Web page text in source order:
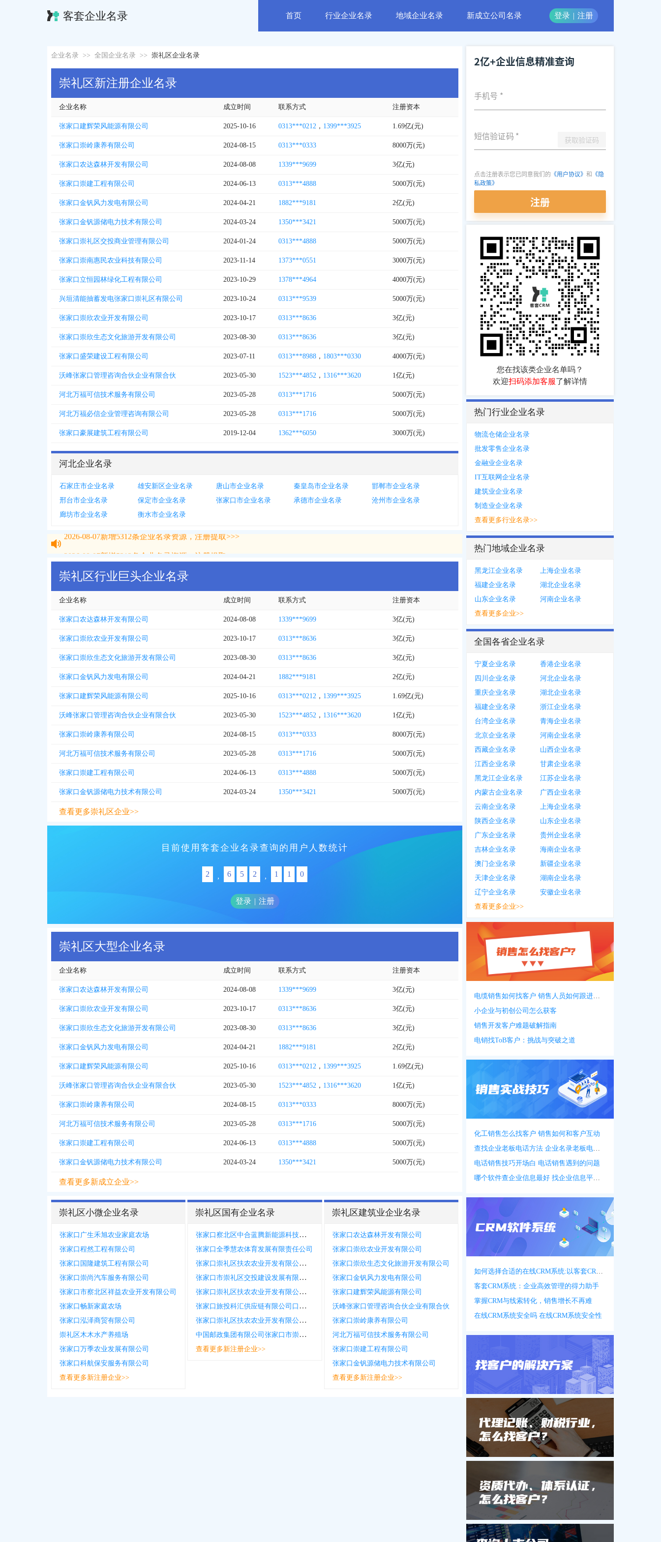
客套企业名录 首页 行业企业名录 地域企业名录 新成立公司名录 登录 | 注册
企业名录 >> 全国企业名录 >> 崇礼区企业名录
崇礼区新注册企业名录
企业名称 成立时间 联系方式 注册资本
张家口建辉荣风能源有限公司 2025-10-16 0313***0212 ， 1399***3925 1.69亿(元)
张家口崇岭康养有限公司 2024-08-15 0313***0333 8000万(元)
张家口农达森林开发有限公司 2024-08-08 1339***9699 3亿(元)
张家口崇建工程有限公司 2024-06-13 0313***4888 5000万(元)
张家口金钒风力发电有限公司 2024-04-21 1882***9181 2亿(元)
张家口金钒源储电力技术有限公司 2024-03-24 1350***3421 5000万(元)
张家口崇礼区交投商业管理有限公司 2024-01-24 0313***4888 5000万(元)
张家口崇南惠民农业科技有限公司 2023-11-14 1373***0551 3000万(元)
张家口立恒园林绿化工程有限公司 2023-10-29 1378***4964 4000万(元)
兴垣清能抽蓄发电张家口崇礼区有限公司 2023-10-24 0313***9539 5000万(元)
张家口崇欣农业开发有限公司 2023-10-17 0313***8636 3亿(元)
张家口崇欣生态文化旅游开发有限公司 2023-08-30 0313***8636 3亿(元)
张家口盛荣建设工程有限公司 2023-07-11 0313***8988 ， 1803***0330 4000万(元)
沃峰张家口管理咨询合伙企业有限合伙 2023-05-30 1523***4852 ， 1316***3620 1亿(元)
河北万福可信技术服务有限公司 2023-05-28 0313***1716 5000万(元)
河北万福必信企业管理咨询有限公司 2023-05-28 0313***1716 5000万(元)
张家口豪展建筑工程有限公司 2019-12-04 1362***6050 3000万(元)
河北企业名录
石家庄市企业名录 雄安新区企业名录 唐山市企业名录 秦皇岛市企业名录
邯郸市企业名录
邢台市企业名录
保定市企业名录 张家口市企业名录 承德市企业名录
沧州市企业名录
廊坊市企业名录
衡水市企业名录
崇礼区行业巨头企业名录
企业名称 成立时间 联系方式 注册资本
张家口农达森林开发有限公司 2024-08-08 1339***9699 3亿(元)
张家口崇欣农业开发有限公司 2023-10-17 0313***8636 3亿(元)
张家口崇欣生态文化旅游开发有限公司 2023-08-30 0313***8636 3亿(元)
张家口金钒风力发电有限公司 2024-04-21 1882***9181 2亿(元)
张家口建辉荣风能源有限公司 2025-10-16 0313***0212 ， 1399***3925 1.69亿(元)
沃峰张家口管理咨询合伙企业有限合伙 2023-05-30 1523***4852 ， 1316***3620 1亿(元)
张家口崇岭康养有限公司 2024-08-15 0313***0333 8000万(元)
河北万福可信技术服务有限公司 2023-05-28 0313***1716 5000万(元)
张家口崇建工程有限公司 2024-06-13 0313***4888 5000万(元)
张家口金钒源储电力技术有限公司 2024-03-24 1350***3421 5000万(元)
查看更多崇礼区企业>>
目前使用客套企业名录查询的用户人数统计
2 , 6 5 2 , 1 1 0
登录 | 注册
崇礼区大型企业名录
企业名称 成立时间 联系方式 注册资本
张家口农达森林开发有限公司 2024-08-08 1339***9699 3亿(元)
张家口崇欣农业开发有限公司 2023-10-17 0313***8636 3亿(元)
张家口崇欣生态文化旅游开发有限公司 2023-08-30 0313***8636 3亿(元)
张家口金钒风力发电有限公司 2024-04-21 1882***9181 2亿(元)
张家口建辉荣风能源有限公司 2025-10-16 0313***0212 ， 1399***3925 1.69亿(元)
沃峰张家口管理咨询合伙企业有限合伙 2023-05-30 1523***4852 ， 1316***3620 1亿(元)
张家口崇岭康养有限公司 2024-08-15 0313***0333 8000万(元)
河北万福可信技术服务有限公司 2023-05-28 0313***1716 5000万(元)
张家口崇建工程有限公司 2024-06-13 0313***4888 5000万(元)
张家口金钒源储电力技术有限公司 2024-03-24 1350***3421 5000万(元)
查看更多新成立企业>>
崇礼区小微企业名录
张家口广生禾旭农业家庭农场
张家口程然工程有限公司
张家口国隆建筑工程有限公司
张家口崇尚汽车服务有限公司
张家口市察北区祥益农业开发有限公司
张家口畅新家庭农场
张家口泓泽商贸有限公司
崇礼区木木水产养殖场
张家口万季农业发展有限公司
张家口科航保安服务有限公司
查看更多新注册企业>>
崇礼区国有企业名录
张家口察北区中合蓝腾新能源科技有限公司
张家口全季慧农体育发展有限责任公司
张家口崇礼区扶农农业开发有限公司第三分公司
张家口市崇礼区交投建设发展有限公司第一分公司
张家口崇礼区扶农农业开发有限公司第二分公司
张家口旅投科汇供应链有限公司口里味道分公司
张家口崇礼区扶农农业开发有限公司第一分公司
中国邮政集团有限公司张家口市崇礼区分公司滑雪邮政服务商店
查看更多新注册企业>>
崇礼区建筑业企业名录
张家口农达森林开发有限公司
张家口崇欣农业开发有限公司
张家口崇欣生态文化旅游开发有限公司
张家口金钒风力发电有限公司
张家口建辉荣风能源有限公司
沃峰张家口管理咨询合伙企业有限合伙
张家口崇岭康养有限公司
河北万福可信技术服务有限公司
张家口崇建工程有限公司
张家口金钒源储电力技术有限公司
查看更多新注册企业>>
2亿+企业信息精准查询
手机号 *
短信验证码 * 获取验证码
点击注册表示您已同意我们的 《用户协议》 和 《隐
私政策》
注册
您在找该类企业名单吗？
欢迎扫码添加客服了解详情
热门行业企业名录
物流仓储企业名录
批发零售企业名录
金融业企业名录
IT互联网企业名录
建筑业企业名录
制造业企业名录
查看更多行业名录>>
热门地域企业名录
黑龙江企业名录
上海企业名录
福建企业名录
湖北企业名录
山东企业名录
河南企业名录
查看更多企业>>
全国各省企业名录
宁夏企业名录
香港企业名录
四川企业名录
河北企业名录
重庆企业名录
湖北企业名录
福建企业名录
浙江企业名录
台湾企业名录
青海企业名录
北京企业名录
河南企业名录
西藏企业名录
山西企业名录
江西企业名录
甘肃企业名录
黑龙江企业名录
江苏企业名录
内蒙古企业名录
广西企业名录
云南企业名录
上海企业名录
陕西企业名录
山东企业名录
广东企业名录
贵州企业名录
吉林企业名录
海南企业名录
澳门企业名录
新疆企业名录
天津企业名录
湖南企业名录
辽宁企业名录
安徽企业名录
查看更多企业>>
电缆销售如何找客户 销售人员如何跟进客户
小企业与初创公司怎么获客
销售开发客户难题破解指南
电销找ToB客户：挑战与突破之道
化工销售怎么找客户 销售如何和客户互动
查找企业老板电话方法 企业名录老板电话名录
电话销售技巧开场白 电话销售遇到的问题
哪个软件查企业信息最好 找企业信息平台 app
如何选择合适的在线CRM系统:以客套CRM系统为例
客套CRM系统：企业高效管理的得力助手
掌握CRM与线索转化，销售增长不再难
在线CRM系统安全吗 在线CRM系统安全性